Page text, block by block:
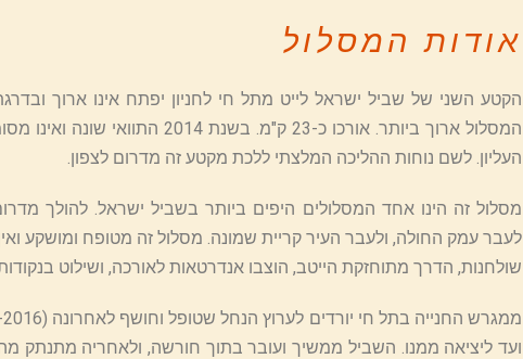
אודות המסלול
הקטע השני של שביל ישראל לייט מתל חי לחניון יפתח אינו ארוך
המסלול ארוך ביותר. אורכו כ-23
העליון. לשם נוחות ההליכה המלצתי ללכת מקטע זה מדרום לצפון.
מסלול זה הינו אחד המסלולים היפים ביותר בשביל ישראל. להולך
לעבר עמק החולה, ולעבר העיר קריית שמונה. מסלול זה מטופח ומושקע
שולחנות, הדרך מתוחזקת הייטב, הוצבו אנדרטאות לאורכה, ושילוט
ועד ליציאה ממנו. השביל ממשיך ועובר בתוך חורשה, ולאחריה